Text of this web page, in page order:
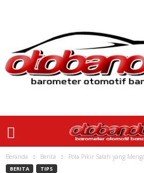
Beranda Berita Pola Pikir Salah yang
BERITA TIPS